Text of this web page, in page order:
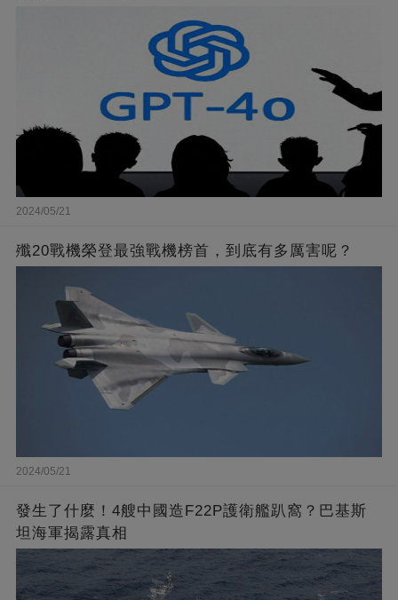
2024/05/21
殲20戰機榮登最強戰機榜首，到底有多厲害呢？
2024/05/21
發生了什麼！4艘中國造F22P護衛艦趴窩？巴基斯
坦海軍揭露真相